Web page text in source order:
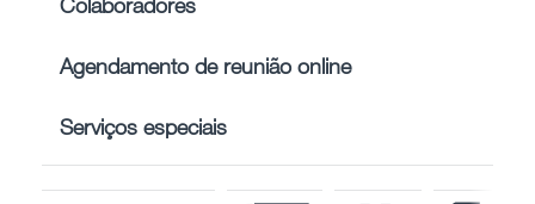
Agendamento de reunião online
Serviços especiais